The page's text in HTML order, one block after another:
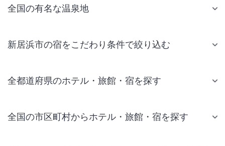
全国の有名な温泉地
新居浜市の宿をこだわり条件で絞り込む
全都道府県のホテル・旅館・宿を探す
全国の市区町村からホテル・旅館・宿を探す